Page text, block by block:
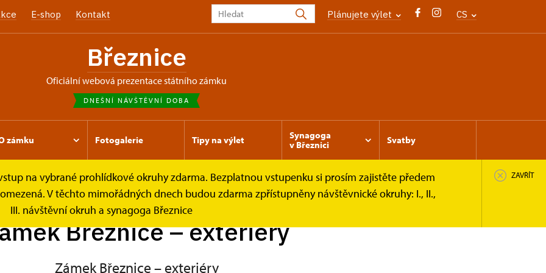
E-shop Kontakt Plánujete výlet CS
Březnice
oficiální webová prezentace státního zámku
DNEŠNÍ NÁVŠTĚVNÍ DOBA
zámku Fotogalerie Tipy na výlet
Synagoga
v Březnici
Svatby
na vybrané prohlídkové okruhy zdarma. Bezplatnou vstupenku si prosím zajistěte předem
V těchto mimořádných dnech budou zdarma zpřístupněny návštěvnické okruhy: I., II.,
III. návštěvní okruh a synagoga Březnice
ZAVŘÍT
exteriéry
Březnice – exteriéry
Zámek Březnice – exteriéry